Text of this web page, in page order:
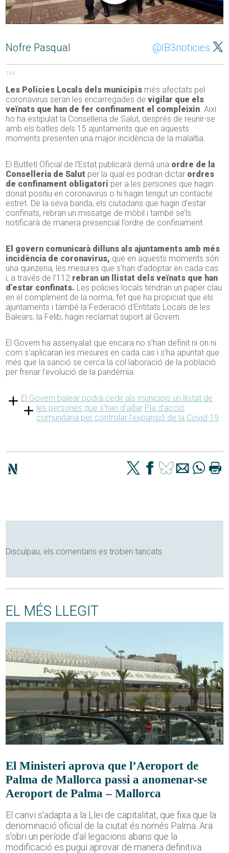
Nofre Pasqual @IB3noticies
164
Les Policies Locals dels municipis més afectats pel
coronavirus seran les encarregades devigilar que els
veïnats que han de fer confinament el compleixin. Així
ho ha estipulat la Conselleria de Salut, després de reunir-se
amb els batles dels 15 ajuntaments que en aquests
moments presenten una major incidència de la malaltia.
El Butlletí Oficial de l’Estat publicarà demà una ordre de la
Conselleria de Salut per la qual es podran dictar ordres
de confinament obligatori per a les persones que hagin
donat positiu en coronavirus o hi hagin tengut un contacte
estret. De la seva banda, els ciutadans que hagin d’estar
confinats, rebran un missatge de mòbil i també se’ls
notificarà de manera presencial l’ordre de confinament.
El govern comunicarà dilluns als ajuntaments amb més
incidència de coronavirus, que en aquests moments són
una quinzena, les mesures que s’han d’adoptar en cada cas
i, a través de l’112 rebran un llistat dels veïnats que han
d’estar confinats. Les policies locals tendran un paper clau
en el compliment de la norma, fet que ha propiciat que els
ajuntaments i també la Federació d’Entitats Locals de les
Balears, la Felib, hagin reclamat suport al Govern.
El Govern ha assenyalat que encara no s’han definit ni on ni
com s’aplicaran les mesures en cada cas i s’ha apuntat que
més que la sanció se cerca la col·laboració de la població
per frenar l’evolució de la pandèmia.
El Govern balear podrà cedir als municipis un llistat de
les persones que s’han d’aïllar Pla d’acció
comunitària per controlar l’expansió de la Covid-19
Disculpau, els comentaris es troben tancats
EL MÉS LLEGIT
El Ministeri aprova que l’Aeroport de
Palma de Mallorca passi a anomenar-se
Aeroport de Palma – Mallorca
El canvi s'adapta a la Llei de capitalitat, que fixa que la
denominació oficial de la ciutat és només Palma. Ara
s'obri un període d'al·legacions abans que la
modificació es pugui aprovar de manera definitiva.